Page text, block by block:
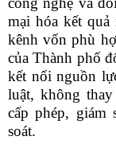
mại hóa kết
kênh vốn phù
của Thành phố
kết nối nguồn
luật, không
cấp phép, giám
soát.